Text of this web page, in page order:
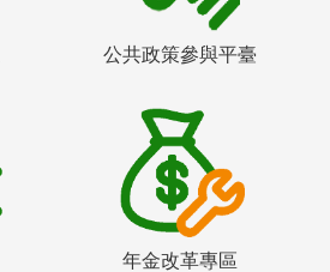
公共政策參與平臺
年金改革專區